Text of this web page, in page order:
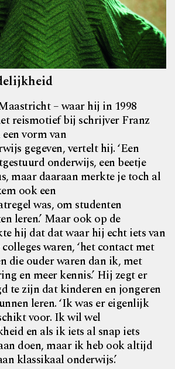
– waar hij in 1998
reismotief bij schrijver Franz
vorm van
gegeven, vertelt hij. ‘Een
onderwijs, een beetje
maar daaraan merkte je toch al
ook een
was, om studenten
leren.’ Maar ook op de
hij dat dat waar hij echt iets van
waren, ‘het contact met
die ouder waren dan ik, met
en meer kennis.’ Hij zegt er
te zijn dat kinderen en jongeren
leren. ‘Ik was er eigenlijk
voor. Ik wil wel
en als ik iets al snap iets
doen, maar ik heb ook altijd
klassikaal onderwijs.’